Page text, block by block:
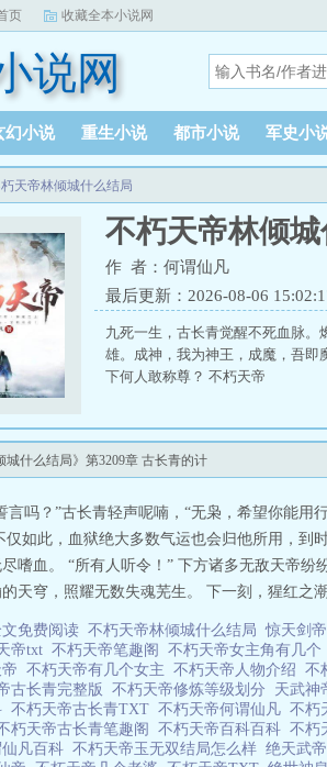
页 收藏全本小说网
说网
幻小说 重生小说 都市小说 军史小
天帝林倾城什么结局
不朽天帝林倾
作 者：何谓仙凡
最后更新：2026-08-06
九死一生，古长青觉醒不死血脉
雄。成神，我为神王，成魔，吾即
下何人敢称尊？ 不朽天帝
城什么结局》第3209章 古长青的计
言吗？”古长青轻声呢喃，“无枭，希望你能
仅如此，血狱绝大多数气运也会归他所用，到
嗜血。 “所有人听令！” 下方诸多无敌天帝
天穹，照耀无数失魂芜生。 下一刻，猩红之
免费阅读 不朽天帝林倾城什么结局惊天剑帝
帝txt 不朽天帝笔趣阁 不朽天帝女主角有几个
帝 不朽天帝有几个女主 不朽天帝人物介绍 不
古长青完整版 不朽天帝修炼等级划分 天武神
不朽天帝古长青TXT 不朽天帝何谓仙凡 不朽
朽天帝古长青笔趣阁 不朽天帝百科百科 不朽
凡百科 不朽天帝玉无双结局怎么样 绝天武帝